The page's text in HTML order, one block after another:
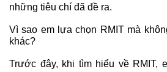
những tiêu chí đã đề ra.
Vì sao em lựa chọn RMIT mà
khác?
Trước đây, khi tìm hiểu về RMIT,